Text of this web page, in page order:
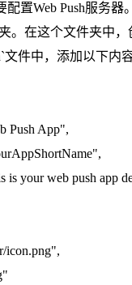
置Web Push服务器
。在这个文件夹中，
文件中，添加以下内容
Push App",
is your web push app
icon.png",